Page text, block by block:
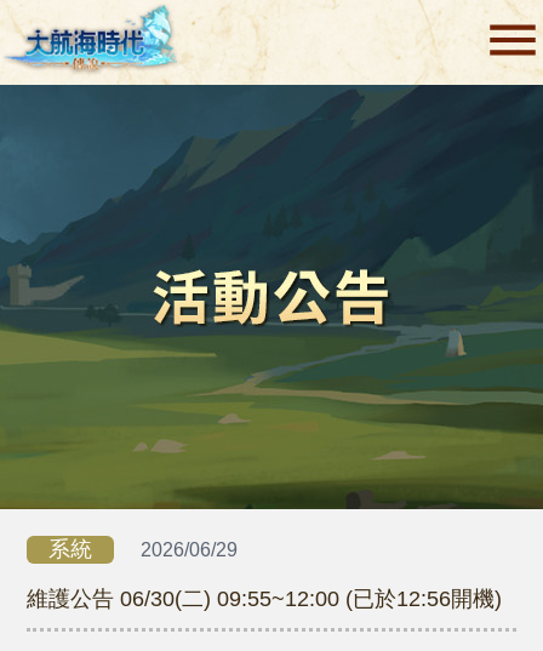
系統 2026/06/29
維護公告 06/30(二) 09:55~12:00 (已於12:56開機)